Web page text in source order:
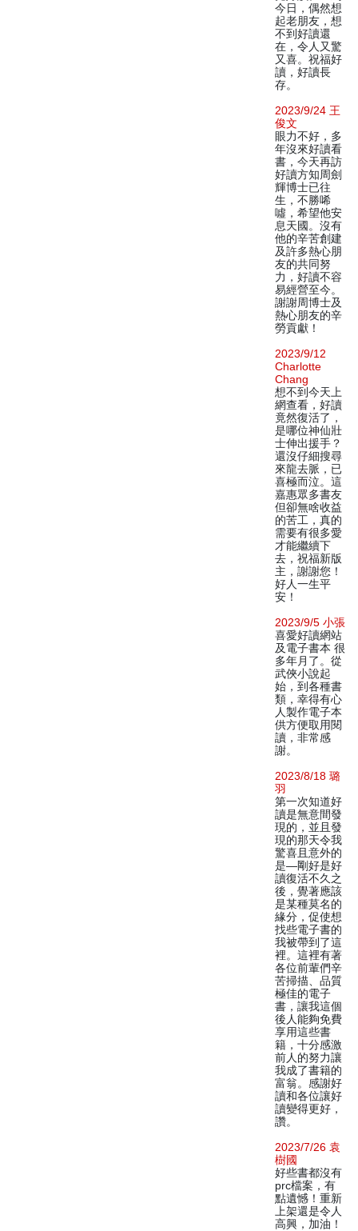
今日，偶然想
起老朋友，想
不到好讀還
在，令人又驚
又喜。祝福好
讀，好讀長
存。
2023/9/24 王
俊文
眼力不好，多
年沒來好讀看
書，今天再訪
好讀方知周劍
輝博士已往
生，不勝唏
噓，希望他安
息天國。沒有
他的辛苦創建
及許多熱心朋
友的共同努
力，好讀不容
易經營至今。
謝謝周博士及
熱心朋友的辛
勞貢獻！
2023/9/12
Charlotte
Chang
想不到今天上
網查看，好讀
竟然復活了，
是哪位神仙壯
士伸出援手？
還沒仔細搜尋
來龍去脈，已
喜極而泣。這
嘉惠眾多書友
但卻無啥收益
的苦工，真的
需要有很多愛
才能繼續下
去，祝福新版
主，謝謝您！
好人一生平
安！
2023/9/5 小張
喜愛好讀網站
及電子書本 很
多年月了。從
武俠小說起
始，到各種書
類，幸得有心
人製作電子本
供方便取用閱
讀，非常感
謝。
2023/8/18 璐
羽
第一次知道好
讀是無意間發
現的，並且發
現的那天令我
驚喜且意外的
是—剛好是好
讀復活不久之
後，覺著應該
是某種莫名的
緣分，促使想
找些電子書的
我被帶到了這
裡。這裡有著
各位前輩們辛
苦掃描、品質
極佳的電子
書，讓我這個
後人能夠免費
享用這些書
籍，十分感激
前人的努力讓
我成了書籍的
富翁。感謝好
讀和各位讓好
讀變得更好，
讚。
2023/7/26 袁
樹國
好些書都沒有
prc檔案，有
點遺憾！重新
上架還是令人
高興，加油！